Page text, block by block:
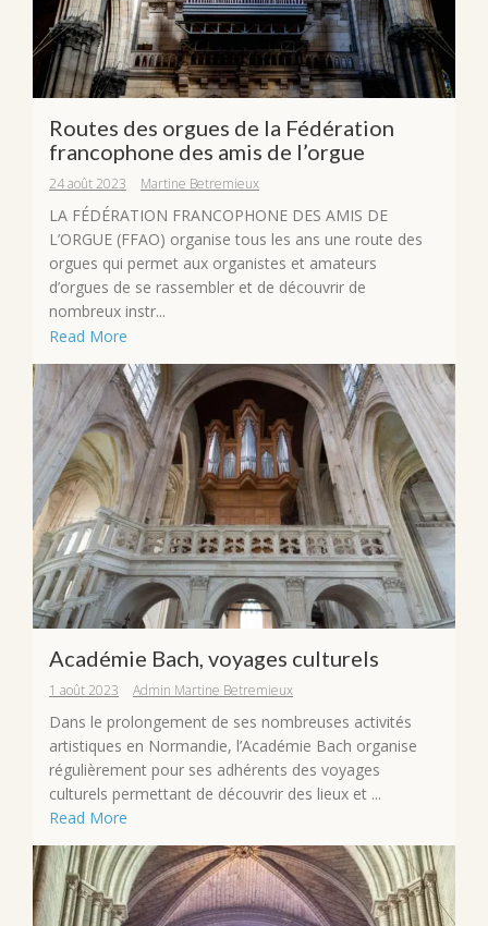
Routes des orgues de la Fédération
francophone des amis de l’orgue
24 août 2023 Martine Betremieux
LA FÉDÉRATION FRANCOPHONE DES AMIS DE
L’ORGUE (FFAO) organise tous les ans une route des
orgues qui permet aux organistes et amateurs
d’orgues de se rassembler et de découvrir de
nombreux instr...
Read More
Académie Bach, voyages culturels
1 août 2023 Admin Martine Betremieux
Dans le prolongement de ses nombreuses activités
artistiques en Normandie, l’Académie Bach organise
régulièrement pour ses adhérents des voyages
culturels permettant de découvrir des lieux et ...
Read More